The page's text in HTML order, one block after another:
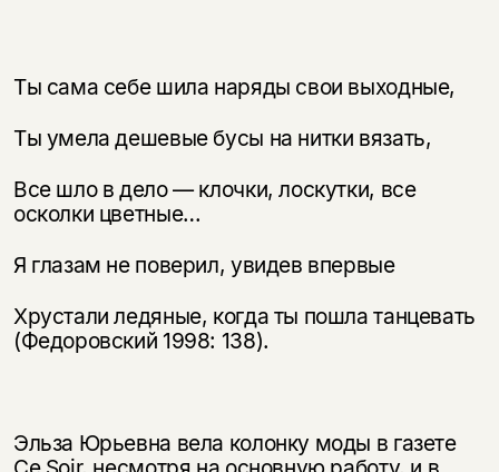
Ты сама себе шила наряды свои выходные,
Ты умела дешевые бусы на нитки вязать,
Все шло в дело — клочки, лоскутки, все
осколки цветные…
Я глазам не поверил, увидев впервые
Хрустали ледяные, когда ты пошла танцевать
(Федоровский 1998: 138).
Эльза Юрьевна вела колонку моды в газете